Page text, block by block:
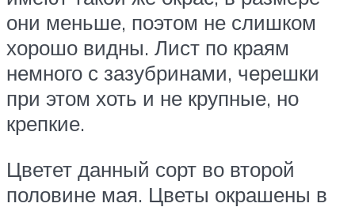
они меньше, поэтом не слишком
хорошо видны. Лист по краям
немного с зазубринами, черешки
при этом хоть и не крупные, но
крепкие.
Цветет данный сорт во второй
половине мая. Цветы окрашены в